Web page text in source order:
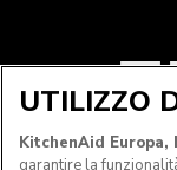
UTILIZZO
KitchenAid Europa,